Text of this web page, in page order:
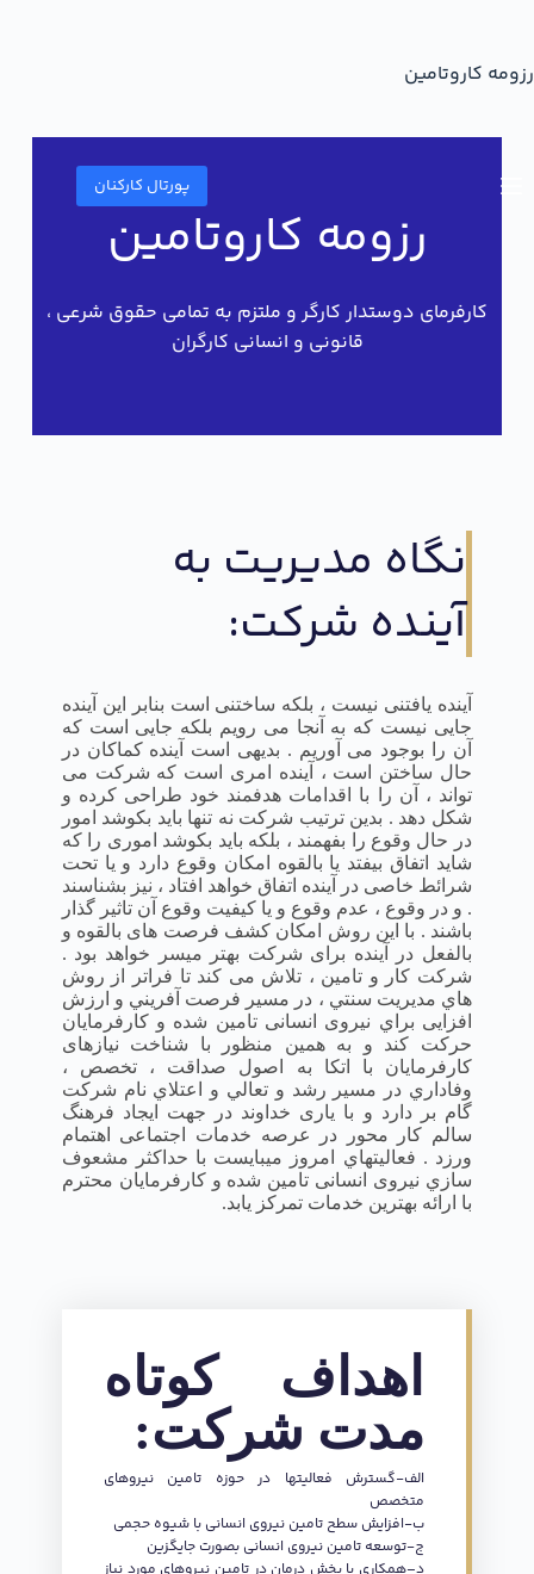
پورتال کارکنان
رزومه کاروتامین
رزومه کاروتامین
کارفرمای دوستدار کارگر و ملتزم به تمامی حقوق شرعی ،
قانونی و انسانی کارگران
نگاه مدیریت به
آینده شرکت:
آینده یافتنی نیست ، بلکه ساختنی است بنابر این آینده
جایی نیست که به آنجا می رویم بلکه جایی است که
آن را بوجود می آوریم . بدیهی است آینده کماکان در
حال ساختن است ، آینده امری است که شرکت می
تواند ، آن را با اقدامات هدفمند خود طراحی کرده و
شکل دهد . بدین ترتیب شرکت نه تنها باید بکوشد امور
در حال وقوع را بفهمند ، بلکه باید بکوشد اموری را که
شاید اتفاق بیفتد یا بالقوه امکان وقوع دارد و یا تحت
شرائط خاصی در آینده اتفاق خواهد افتاد ، نیز بشناسند
. و در وقوع ، عدم وقوع و یا کیفیت وقوع آن تاثیر گذار
باشند . با این روش امکان کشف فرصت های بالقوه و
بالفعل در آینده برای شرکت بهتر میسر خواهد بود .
شرکت کار و تامین ، تلاش می کند تا فراتر از روش
هاي مدیریت سنتي ، در مسير فرصت آفريني و ارزش
افزایی براي نیروی انسانی تامین شده و کارفرمایان
حرکت کند و به همين منظور با شناخت نيازهای
کارفرمایان با اتکا به اصول صداقت ، تخصص ،
وفاداري در مسير رشد و تعالي و اعتلاي نام شرکت
گام بر دارد و با یاری خداوند در جهت ایجاد فرهنگ
سالم کار محور در عرصه خدمات اجتماعی اهتمام
ورزد . فعاليتهاي امروز ميبايست با حداكثر مشعوف
سازي نیروی انسانی تامین شده و کارفرمایان محترم
با ارائه بهترین خدمات تمركز يابد.
اهداف کوتاه
مدت شرکت:
الف-گسترش فعالیتها در حوزه تامین نیروهای
متخصص
ب-افزایش سطح تامین نیروی انسانی با شیوه حجمی
ج-توسعه تامین نیروی انسانی بصورت جایگزین